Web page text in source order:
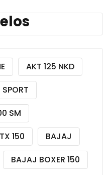
AKT 125 NKD
SM
150
BAJAJ
BAJAJ BOXER 150